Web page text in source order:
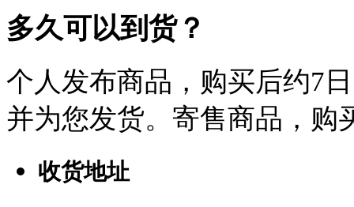
多久可以到货？
个人发布商品，购买后约7
并为您发货。寄售商品，购
收货地址